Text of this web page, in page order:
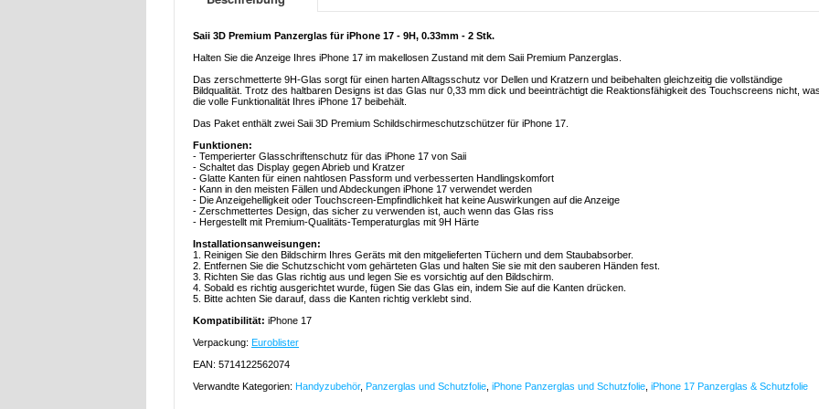
Saii 3D Premium Panzerglas für iPhone 17 - 9H, 0.33mm - 2 Stk.
Halten Sie die Anzeige Ihres iPhone 17 im makellosen Zustand mit dem Saii Premium Panzerglas.
Das zerschmetterte 9H-Glas sorgt für einen harten Alltagsschutz vor Dellen und Kratzern und beibehalten gleichzeitig die vollständige
Bildqualität. Trotz des haltbaren Designs ist das Glas nur 0,33 mm dick und beeinträchtigt die Reaktionsfähigkeit des Touchscreens nicht, was
die volle Funktionalität Ihres iPhone 17 beibehält.
Das Paket enthält zwei Saii 3D Premium Schildschirmeschutzschützer für iPhone 17.
Funktionen:
- Temperierter Glasschriftenschutz für das iPhone 17 von Saii
- Schaltet das Display gegen Abrieb und Kratzer
- Glatte Kanten für einen nahtlosen Passform und verbesserten Handlingskomfort
- Kann in den meisten Fällen und Abdeckungen iPhone 17 verwendet werden
- Die Anzeigehelligkeit oder Touchscreen-Empfindlichkeit hat keine Auswirkungen auf die Anzeige
- Zerschmettertes Design, das sicher zu verwenden ist, auch wenn das Glas riss
- Hergestellt mit Premium-Qualitäts-Temperaturglas mit 9H Härte
Installationsanweisungen:
1. Reinigen Sie den Bildschirm Ihres Geräts mit den mitgelieferten Tüchern und dem Staubabsorber.
2. Entfernen Sie die Schutzschicht vom gehärteten Glas und halten Sie sie mit den sauberen Händen fest.
3. Richten Sie das Glas richtig aus und legen Sie es vorsichtig auf den Bildschirm.
4. Sobald es richtig ausgerichtet wurde, fügen Sie das Glas ein, indem Sie auf die Kanten drücken.
5. Bitte achten Sie darauf, dass die Kanten richtig verklebt sind.
Kompatibilität: iPhone 17
Verpackung: Euroblister
EAN: 5714122562074
Verwandte Kategorien: Handyzubehör, Panzerglas und Schutzfolie iPhone Panzerglas und Schutzfolie iPhone 17 Panzerglas & Schutzfolie